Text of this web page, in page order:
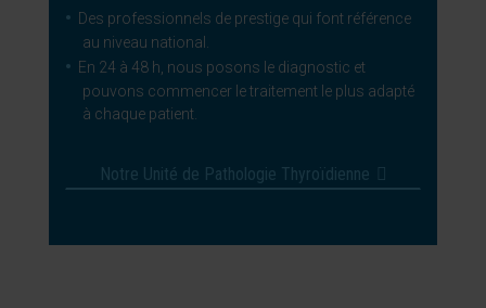
Des professionnels de prestige qui font référence
au niveau national.
En 24 à 48 h, nous posons le diagnostic et
pouvons commencer le traitement le plus adapté
à chaque patient.
Notre Unité de Pathologie Thyroïdienne